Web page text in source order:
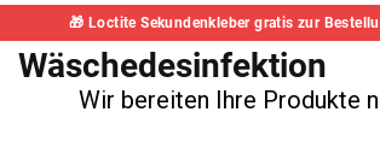
🎁 Loctite Sekundenkleber gratis zur
Wäschedesinfektion
Wir bereiten Ihre Produkte